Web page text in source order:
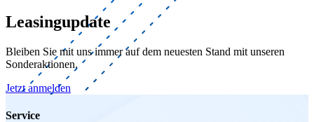
Leasingupdate
Bleiben Sie mit uns immer auf dem neuesten Stand mit unseren
Sonderaktionen.
Jetzt anmelden
Service